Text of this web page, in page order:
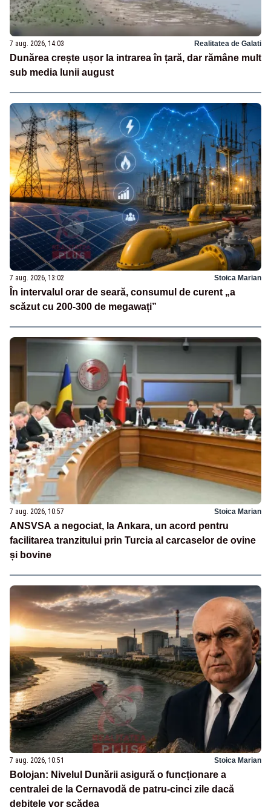
7 aug. 2026, 14:03 Realitatea de Galati
Dunărea crește ușor la intrarea în țară, dar rămâne mult
sub media lunii august
7 aug. 2026, 13:02 Stoica Marian
În intervalul orar de seară, consumul de curent „a
scăzut cu 200-300 de megawați”
7 aug. 2026, 10:57 Stoica Marian
ANSVSA a negociat, la Ankara, un acord pentru
facilitarea tranzitului prin Turcia al carcaselor de ovine
și bovine
7 aug. 2026, 10:51 Stoica Marian
Bolojan: Nivelul Dunării asigură o funcționare a
centralei de la Cernavodă de patru-cinci zile dacă
debitele vor scădea